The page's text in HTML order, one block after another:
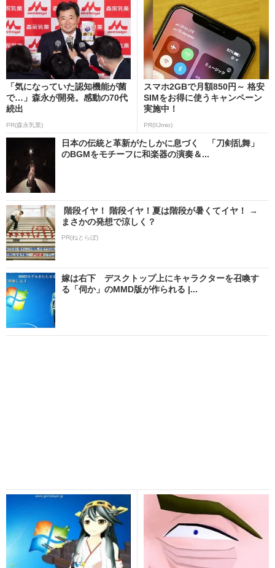
「気になっていた認知機能が菌
で…」森永が開発。感動の70代
続出
PR(森永乳業)
スマホ2GBで月額850円～ 格安
SIMをお得に使うキャンペーン
実施中！
PR(IIJmio)
日本の伝統と革新がたしかに息づく 「刀剣乱舞」
のBGMをモチーフに和楽器の演奏＆...
階段イヤ！ 階段イヤ！夏は階段が暑くてイヤ！ →
まさかの発想で涼しく？
PR(ねとらぼ)
嫁は右下 デスクトップ上にキャラクターを召喚す
る「伺か」のMMD版が作られる |...